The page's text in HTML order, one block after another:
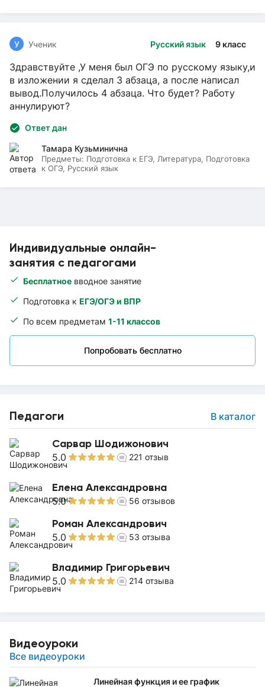
Индивидуальные онлайн-
занятия с педагогами
Бесплатное вводное занятие
Подготовка к ЕГЭ/ОГЭ и ВПР
По всем предметам 1-11 классов
Попробовать бесплатно
Педагоги В каталог
Сарвар Шодижонович
5.0 221 отзыв
Елена Александровна
5.0 56 отзывов
Роман Александрович
5.0 53 отзыва
Владимир Григорьевич
5.0 214 отзыва
Видеоуроки
Все видеоуроки
Линейная функция и ее график
Русский язык 9 класс
У Ученик
Здравствуйте ,У меня был ОГЭ по русскому языку,и
в изложении я сделал 3 абзаца, а после написал
вывод.Получилось 4 абзаца. Что будет? Работу
аннулируют?
Ответ дан
Тамара Кузьминична
Предметы: Подготовка к ЕГЭ, Литература, Подготовка
к ОГЭ, Русский язык